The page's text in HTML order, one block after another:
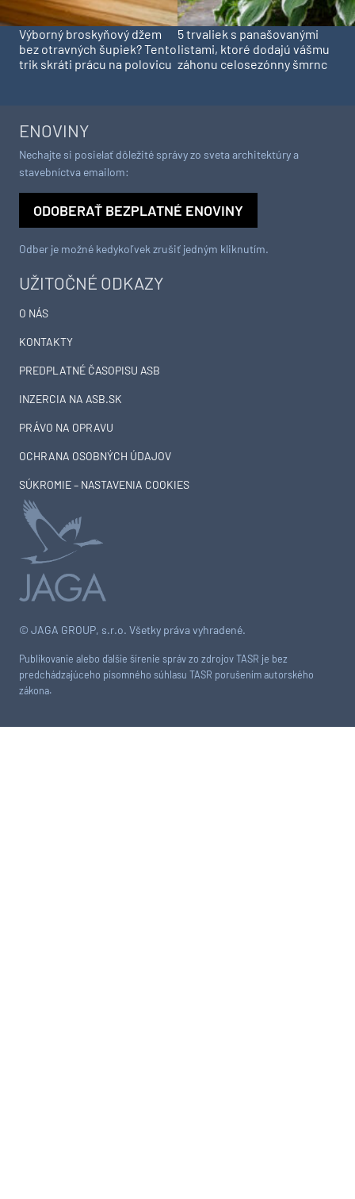
Výborný broskyňový džem
bez otravných šupiek? Tento
trik skráti prácu na polovicu
5 trvaliek s panašovanými
listami, ktoré dodajú vášmu
záhonu celosezónny šmrnc
© JAGA GROUP, s.r.o. Všetky práva vyhradené.
Publikovanie alebo ďalšie šírenie správ zo zdrojov TASR je bez
predchádzajúceho písomného súhlasu TASR porušením autorského
zákona.
UŽITOČNÉ ODKAZY
O NÁS
KONTAKTY
PREDPLATNÉ ČASOPISU ASB
INZERCIA NA ASB.SK
PRÁVO NA OPRAVU
OCHRANA OSOBNÝCH ÚDAJOV
SÚKROMIE – NASTAVENIA COOKIES
ENOVINY
Nechajte si posielať dôležité správy zo sveta architektúry a
stavebníctva emailom:
ODOBERAŤ BEZPLATNÉ ENOVINY
Odber je možné kedykoľvek zrušiť jedným kliknutím.